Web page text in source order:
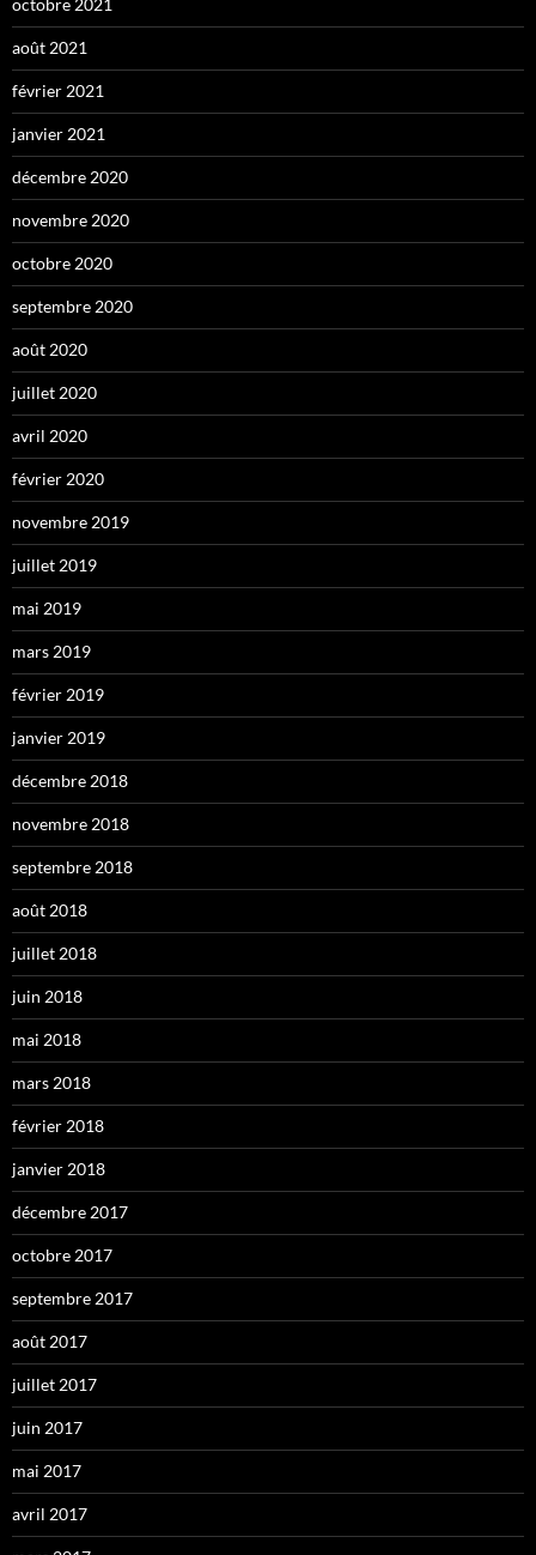
octobre 2021
août 2021
février 2021
janvier 2021
décembre 2020
novembre 2020
octobre 2020
septembre 2020
août 2020
juillet 2020
avril 2020
février 2020
novembre 2019
juillet 2019
mai 2019
mars 2019
février 2019
janvier 2019
décembre 2018
novembre 2018
septembre 2018
août 2018
juillet 2018
juin 2018
mai 2018
mars 2018
février 2018
janvier 2018
décembre 2017
octobre 2017
septembre 2017
août 2017
juillet 2017
juin 2017
mai 2017
avril 2017